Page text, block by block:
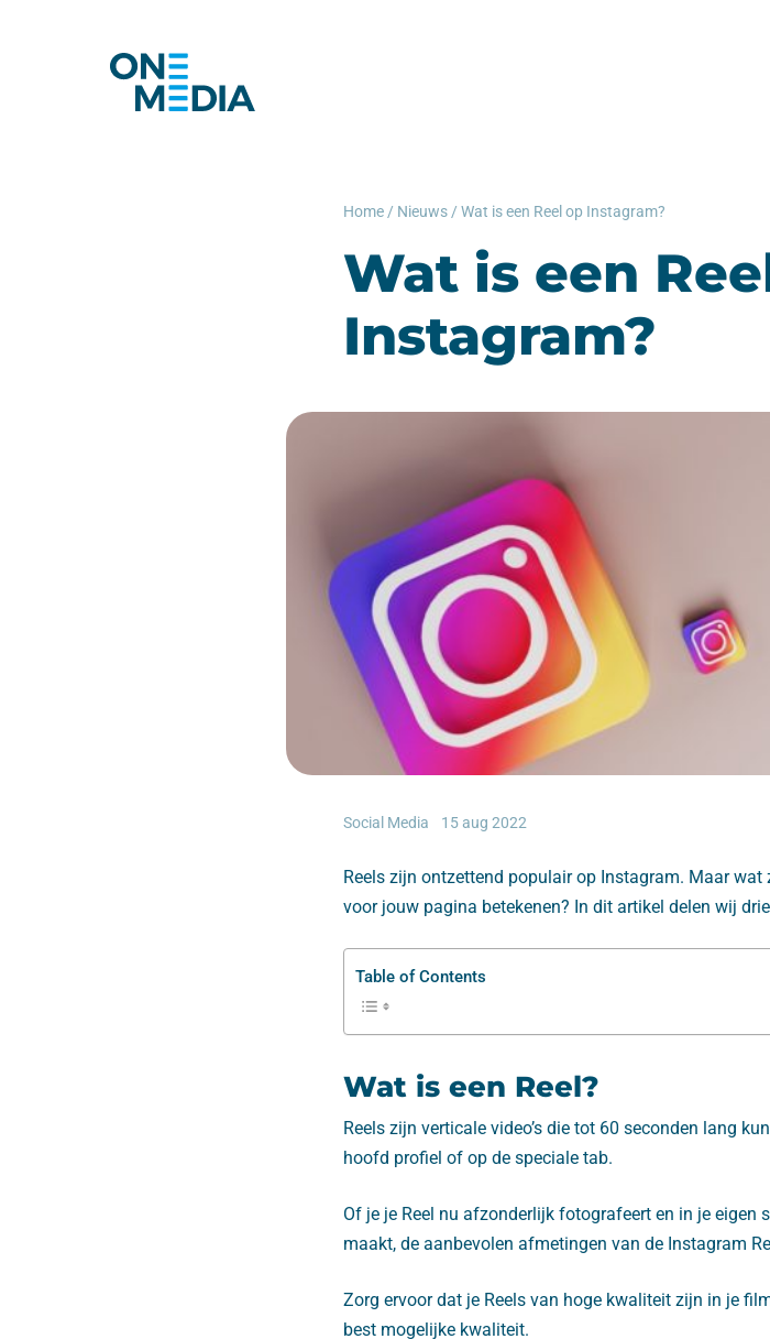
Home / Nieuws / Wat is een Reel op Instagram?
Wat is een
Instagram?
Social Media 15 aug 2022
Reels zijn ontzettend populair op Instagram. Maar wat
voor jouw pagina betekenen? In dit artikel delen wij
Table of Contents
Wat is een Reel?
Reels zijn verticale video’s die tot 60 seconden lang
hoofd profiel of op de speciale tab.
Of je je Reel nu afzonderlijk fotografeert en in je eigen
maakt, de aanbevolen afmetingen van de Instagram
Zorg ervoor dat je Reels van hoge kwaliteit zijn in je
best mogelijke kwaliteit.